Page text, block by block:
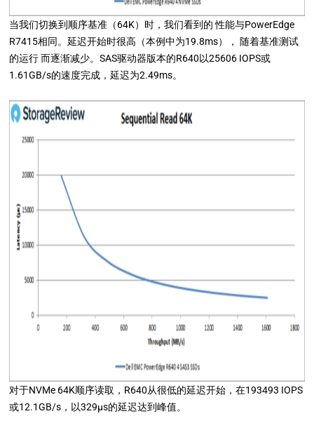
当我们切换到顺序基准（64K）时，我们看到的 性能与PowerEdge
R7415相同。延迟开始时很高（本例中为19.8ms）， 随着基准测试
的运行 而逐渐减少。SAS驱动器版本的R640以25606 IOPS或
1.61GB/s的速度完成，延迟为2.49ms。
对于NVMe 64K顺序读取，R640从很低的延迟开始，在193493 IOPS
或12.1GB/s，以329μs的延迟达到峰值。